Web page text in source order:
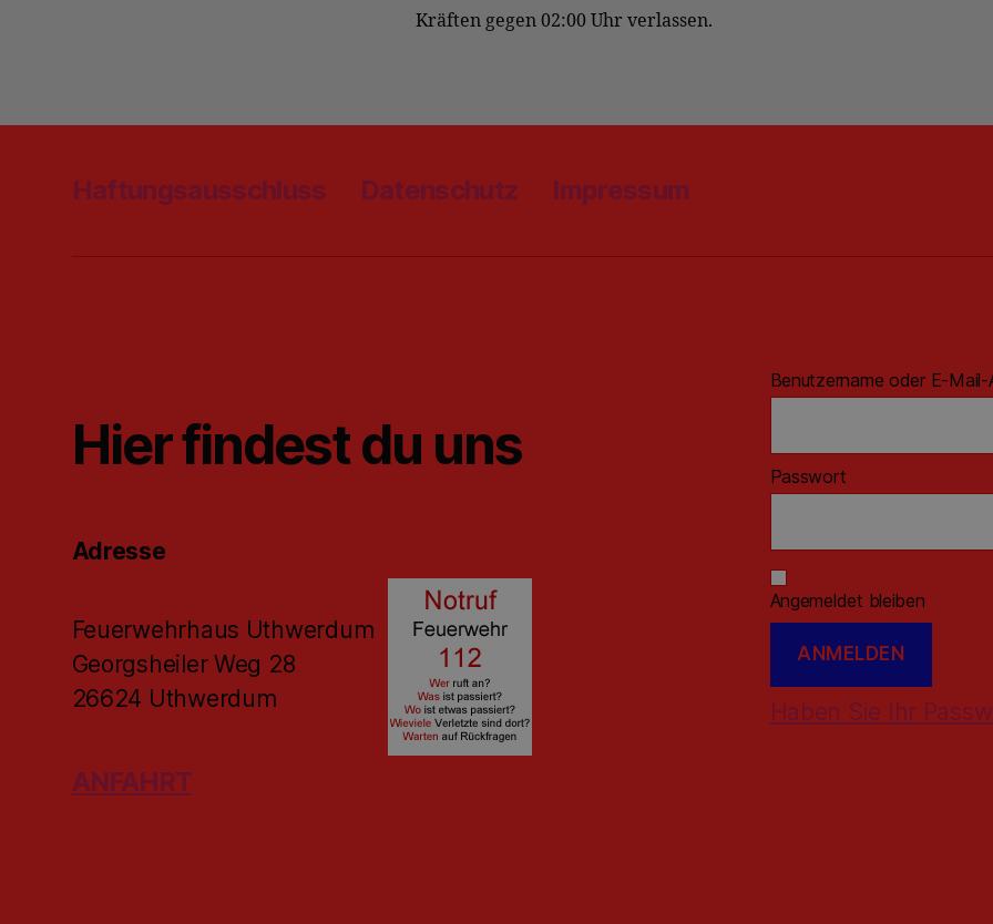
Kräften gegen 02:00 Uhr verlassen.
Haftungsausschluss Datenschutz Impressum
Hier findest du uns
Adresse
Feuerwehrhaus Uthwerdum
Georgsheiler Weg 28
26624 Uthwerdum
ANFAHRT
Benutzername oder E-Mail-
Passwort
Angemeldet bleiben
Haben Sie Ihr